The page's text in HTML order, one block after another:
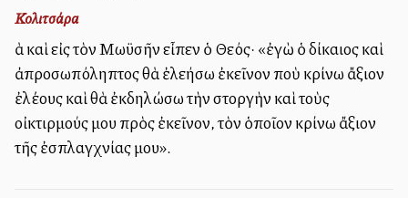
Κολιτσάρα
Ἀλλὰ καὶ εἰς τὸν Μωϋσῆν εἶπεν ὁ Θεός· «ἐγὼ ὁ δίκαιος καὶ
ἀπροσωπόληπτος θὰ ἐλεήσω ἐκεῖνον ποὺ κρίνω ἄξιον
ἐλέους καὶ θὰ ἐκδηλώσω τὴν στοργὴν καὶ τοὺς
οἰκτιρμούς μου πρὸς ἐκεῖνον, τὸν ὁποῖον κρίνω ἄξιον
τῆς ἐσπλαγχνίας μου».